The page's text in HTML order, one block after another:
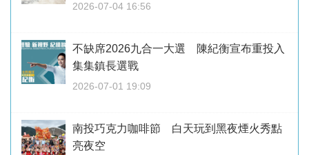
2026-07-04 16:56
不缺席2026九合一大選 陳紀衡宣布重投入
集集鎮長選戰
2026-07-01 19:09
南投巧克力咖啡節 白天玩到黑夜煙火秀點
亮夜空